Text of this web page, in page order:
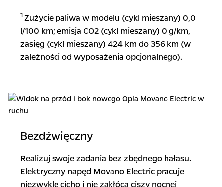
1Zużycie paliwa w modelu (cykl mieszany) 0,0
l/100 km; emisja CO2 (cykl mieszany) 0 g/km,
zasięg (cykl mieszany) 424 km do 356 km (w
zależności od wyposażenia opcjonalnego).
Bezdźwięczny
Realizuj swoje zadania bez zbędnego hałasu.
Elektryczny napęd Movano Electric pracuje
niezwykle cicho i nie zakłóca ciszy nocnej